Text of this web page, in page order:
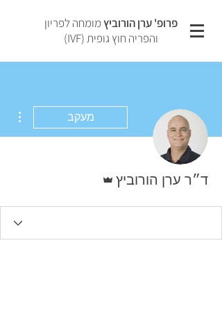
פרופ' ערן הורוביץ מומחה לפריון
והפריה חוץ גופית (IVF)
מעקב
ד״ר ערן הורוביץ